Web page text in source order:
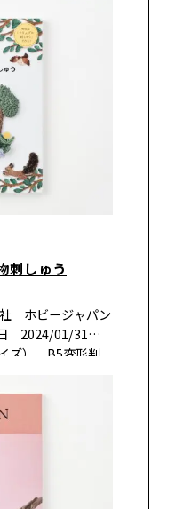
刺しゅう
ホビージャパン
2024/01/31ペ
ズ） B5変形判